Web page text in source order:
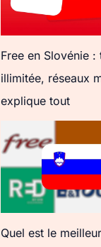
Free en Slovénie
illimitée, réseaux
explique tout
Quel est le